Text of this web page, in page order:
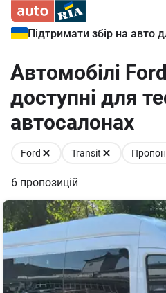
Підтримати збір на авто
Автомобілі
доступні для
автосалонах
Ford Transit
6 пропозицій